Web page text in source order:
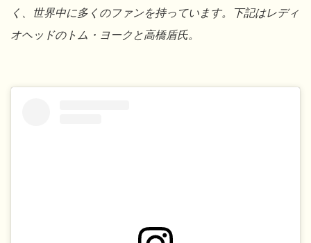
く、世界中に多くのファンを持っています。下記はレディ
オヘッドのトム・ヨークと高橋盾氏。